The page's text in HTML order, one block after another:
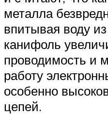
металла
впитывая воду
канифоль
проводимость и
работу
особенно
цепей.